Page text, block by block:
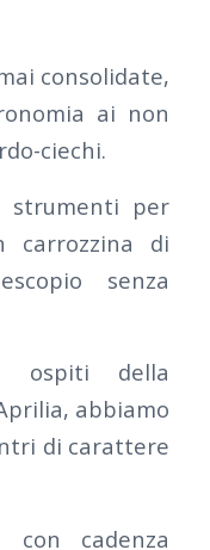
consolidate,
ai non
ciechi.
strumenti per
carrozzina di
senza
ospiti della
abbiamo
di carattere
cadenza